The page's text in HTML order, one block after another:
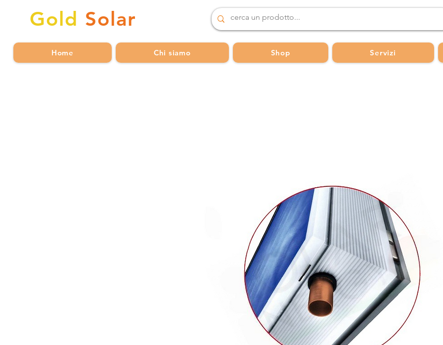
Gold Solar
Home Chi siamo Shop Servizi